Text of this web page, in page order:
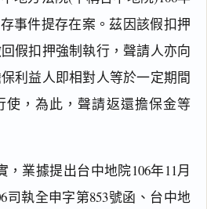
事件提存在案。茲因該假扣押
假扣押強制執行，聲請人亦向
利益人即相對人等於一定期間
使，為此，聲請返還擔保金等
業據提出台中地院106年11月
司執全申字第853號函、台中地
閱讀 研究
搜尋